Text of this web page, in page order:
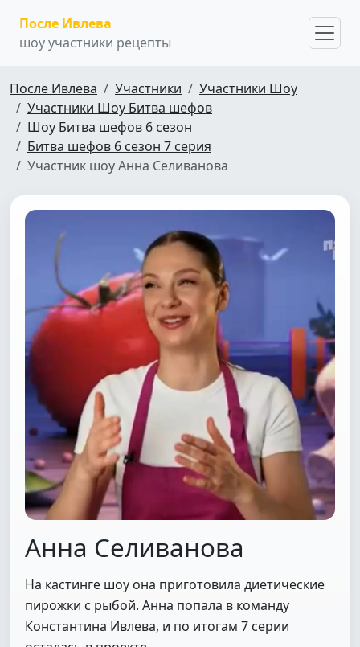
После Ивлева
шоу участники рецепты
После Ивлева Участники
Участники Шоу
Участники Шоу Битва шефов
Шоу Битва шефов 6 сезон
Битва шефов 6 сезон 7 серия
Участник шоу Анна Селиванова
Анна Селиванова
На кастинге шоу она приготовила диетические
пирожки с рыбой. Анна попала в команду
Константина Ивлева, и по итогам 7 серии